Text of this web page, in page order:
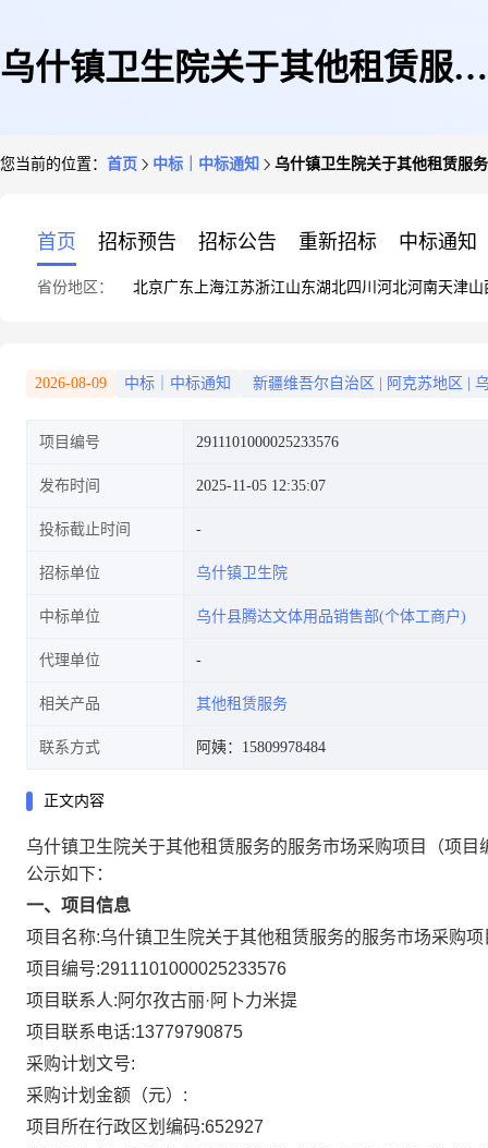
乌什镇卫生院关于其他租赁服务
您当前的位置： 首页 中标｜中标通知 乌什镇卫生院关于其他租赁服
首页 招标预告 招标公告 重新招标 中标通知
省份地区： 北京广东 上海江苏浙江山东湖北四川 河北河南天津山
2026-08-09 中标｜中标通知 新疆维吾尔自治区 阿克苏地区
项目编号 2911101000025233576
发布时间 2025-11-05 12:35:07
投标截止时间
招标单位 乌什镇卫生院
中标单位 乌什县腾达文体用品销售部(个体工商户)
代理单位
相关产品 其他租赁服务
联系方式 阿姨：15809978484
正文内容
乌什镇卫生院关于其他租赁服务的服务市场采购项目
（项目
公示如下：
一、项目信息
项目名称:乌什镇卫生院关于其他租赁服务的服务市场采购项
项目编号:2911101000025233576
项目联系人: 阿尔孜古丽·阿卜力米提
项目联系电话:13779790875
采购计划文号:
采购计划金额（元）:
项目所在行政区划编码:652927